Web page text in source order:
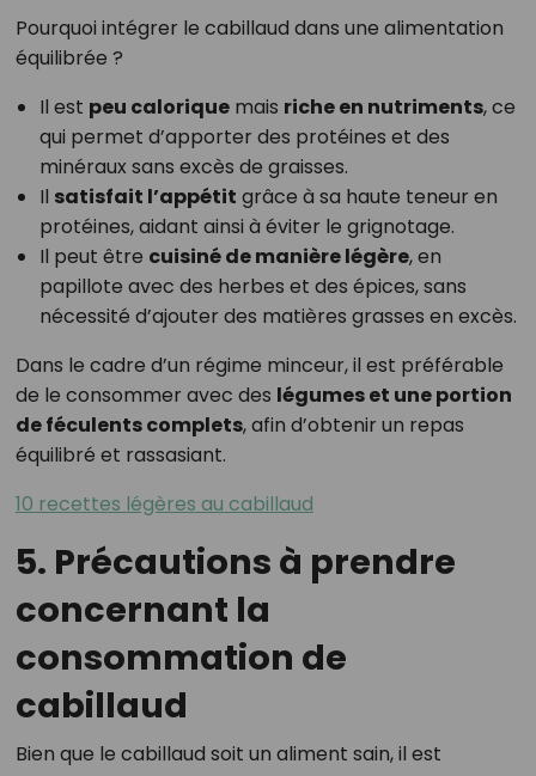
Pourquoi intégrer le cabillaud dans une alimentation
équilibrée ?
Il est peu caloriquemais riche en nutriments, ce
qui permet d’apporter des protéines et des
minéraux sans excès de graisses.
Il satisfait l’appétit grâce à sa haute teneur en
protéines, aidant ainsi à éviter le grignotage.
Il peut être cuisiné de manière légère, en
papillote avec des herbes et des épices, sans
nécessité d’ajouter des matières grasses en excès.
Dans le cadre d’un régime minceur, il est préférable
de le consommer avec des légumes et une portion
de féculents complets, afin d’obtenir un repas
équilibré et rassasiant.
10 recettes légères au cabillaud
5. Précautions à prendre
concernant la
consommation de
cabillaud
Bien que le cabillaud soit un aliment sain, il est